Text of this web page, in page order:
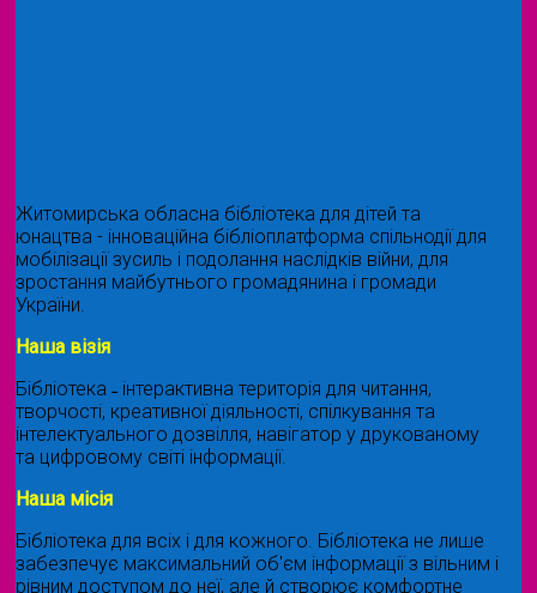
Житомирська обласна бібліотека для дітей та
юнацтва - інноваційна бібліоплатформа спільнодії для
мобілізації зусиль і подолання наслідків війни, для
зростання майбутнього громадянина і громади
України.
Наша візія
Бібліотека ˗ інтерактивна територія для читання,
творчості, креативної діяльності, спілкування та
інтелектуального дозвілля, навігатор у друкованому
та цифровому світі інформації.
Наша місія
Бібліотека для всіх і для кожного. Бібліотека не лише
забезпечує максимальний об'єм інформації з вільним і
рівним доступом до неї, але й створює комфортне